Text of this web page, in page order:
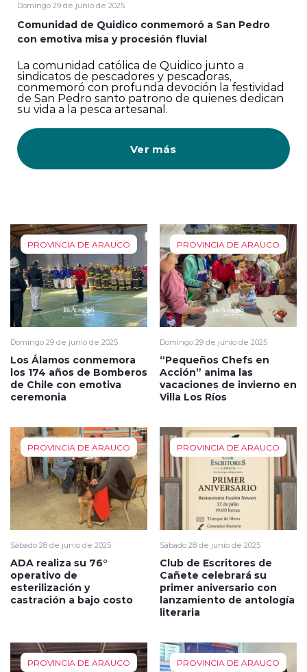
Domingo 29 de junio de 2025
Comunidad de Quidico conmemoró a San Pedro
con emotiva misa y procesión fluvial
La comunidad católica de Quidico junto a
sindicatos de pescadores y pescadoras,
conmemoró con profunda devoción la festividad
de San Pedro santo patrono de quienes dedican
su vida a la pesca artesanal.
Ver más
PROVINCIA DE ARAUCO
Domingo 29 de junio de 2025
Los Álamos conmemora
los 174 años de Bomberos
de Chile con emotiva
ceremonia
PROVINCIA DE ARAUCO
Domingo 29 de junio de 2025
“Pequeños Chefs en
Acción” anima las
vacaciones de invierno en
Villa Los Ríos
PROVINCIA DE ARAUCO
Sábado 28 de junio de 2025
ADA realiza su 76°
operativo de
esterilización y
castración a bajo costo
PROVINCIA DE ARAUCO
Sábado 28 de junio de 2025
Club de Escritores de
Cañete celebrará su
primer aniversario con
lanzamiento de antología
literaria
PROVINCIA DE ARAUCO PROVINCIA DE ARAUCO